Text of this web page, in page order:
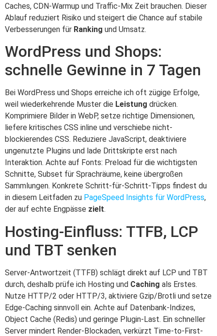
Caches, CDN-Warmup und Traffic-Mix Zeit brauchen. Dieser
Ablauf reduziert Risiko und steigert die Chance auf stabile
Verbesserungen für Ranking und Umsatz.
WordPress und Shops:
schnelle Gewinne in 7 Tagen
Bei WordPress und Shops erreiche ich oft zügige Erfolge,
weil wiederkehrende Muster die Leistung drücken.
Komprimiere Bilder in WebP, setze richtige Dimensionen,
liefere kritisches CSS inline und verschiebe nicht-
blockierendes CSS. Reduziere JavaScript, deaktiviere
ungenutzte Plugins und lade Drittskripte erst nach
Interaktion. Achte auf Fonts: Preload für die wichtigsten
Schnitte, Subset für Sprachräume, keine übergroßen
Sammlungen. Konkrete Schritt-für-Schritt-Tipps findest du
in diesem Leitfaden zu PageSpeed Insights für WordPress,
der auf echte Engpässe zielt.
Hosting-Einfluss: TTFB, LCP
und TBT senken
Server-Antwortzeit (TTFB) schlägt direkt auf LCP und TBT
durch, deshalb prüfe ich Hosting und Caching als Erstes.
Nutze HTTP/2 oder HTTP/3, aktiviere Gzip/Brotli und setze
Edge-Caching sinnvoll ein. Achte auf Datenbank-Indizes,
Object Cache (Redis) und geringe Plugin-Last. Ein schneller
Server mindert Render-Blockaden, verkürzt Time-to-First-